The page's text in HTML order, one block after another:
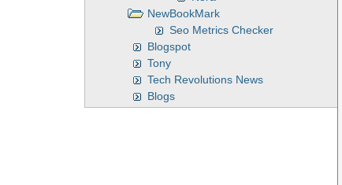
NewBookMark
Seo Metrics Checker
Blogspot
Tony
Tech Revolutions News
Blogs